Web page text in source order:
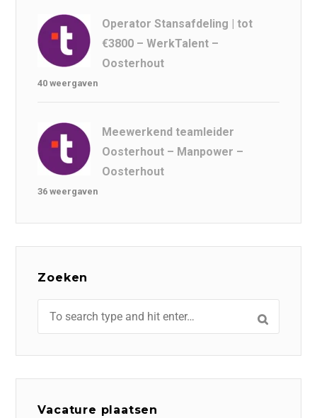
Operator Stansafdeling | tot
€3800 – WerkTalent –
Oosterhout
40 weergaven
Meewerkend teamleider
Oosterhout – Manpower –
Oosterhout
36 weergaven
Zoeken
Vacature plaatsen